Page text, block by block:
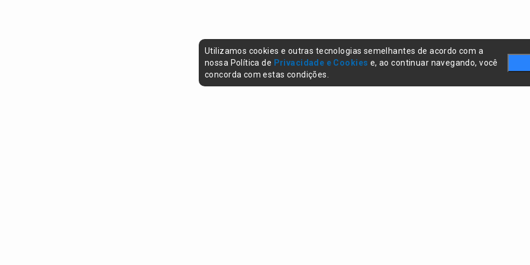
Utilizamos cookies e outras tecnologias semelhantes de acordo com a
nossa Política de Privacidade e Cookies e, ao continuar navegando, você
concorda com estas condições.